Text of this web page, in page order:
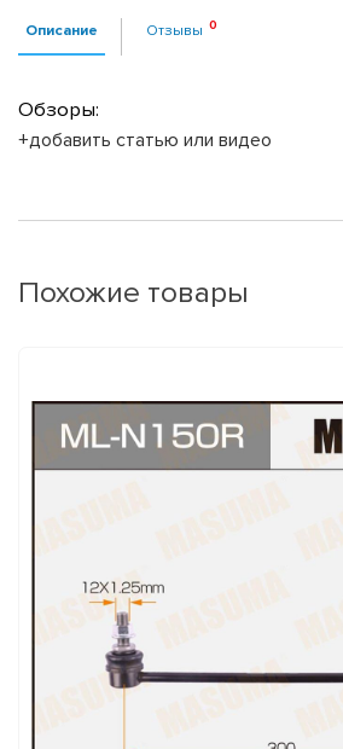
Описание Отзывы
Обзоры:
+добавить статью или видео
Похожие товары